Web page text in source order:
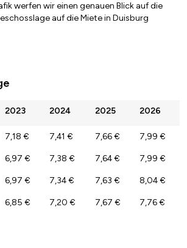
werfen wir einen genauen Blick auf die
auf die Miete in Duisburg
2023 2024 2025 2026
7,18 € 7,41 € 7,66 € 7,99 €
6,97 € 7,38 € 7,64 € 7,99 €
6,97 € 7,34 € 7,63 € 8,04 €
6,85 € 7,20 € 7,67 € 7,76 €